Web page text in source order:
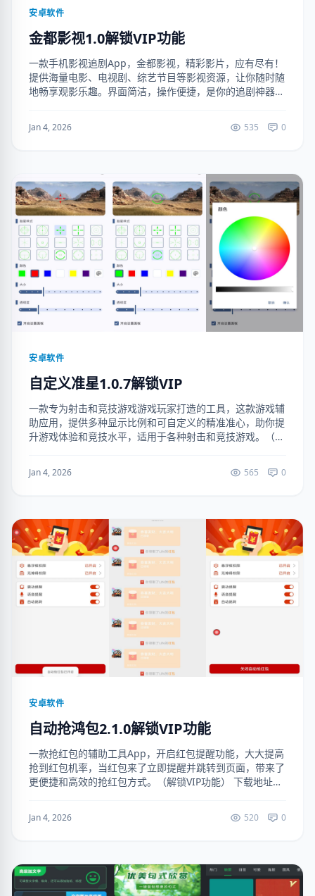
安卓软件
金都影视1.0解锁VIP功能
一款手机影视追剧App，金都影视，精彩影片，应有尽有！
提供海量电影、电视剧、综艺节目等影视资源，让你随时随
地畅享观影乐趣。界面简洁，操作便捷，是你的追剧神器！
Jan 4, 2026 535 0
安卓软件
自定义准星1.0.7解锁VIP
一款专为射击和竞技游戏游戏玩家打造的工具，这款游戏辅
助应用，提供多种显示比例和可自定义的精准准心，助你提
升游戏体验和竞技水平，适用于各种射击和竞技游戏。（解
Jan 4, 2026 565 0
安卓软件
自动抢鸿包2.1.0解锁VIP功能
一款抢红包的辅助工具App，开启红包提醒功能，大大提高
抢到红包机率，当红包来了立即提醒并跳转到页面，带来了
更便捷和高效的抢红包方式。（解锁VIP功能） 下载地址：
Jan 4, 2026 520 0